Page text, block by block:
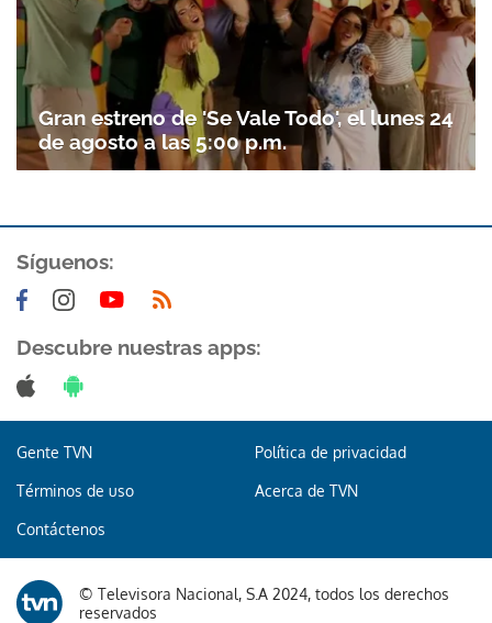
Gran estreno de 'Se Vale Todo', el lunes 24
de agosto a las 5:00 p.m.
Síguenos:
Descubre nuestras apps:
Gente TVN Política de privacidad
Términos de uso Acerca de TVN
Contáctenos
© Televisora Nacional, S.A 2024, todos los derechos
reservados